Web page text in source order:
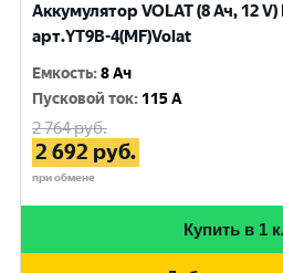
Аккумулятор VOLAT (8 Ач, 12
арт.YT9B-4(MF)Volat
Емкость:8 Ач
Пусковой ток: 115 A
2 764руб.
2 692 руб.
при обмене
Купить в 1